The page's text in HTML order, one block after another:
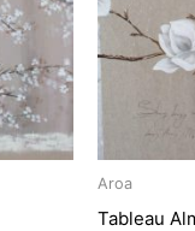
Aroa
Tableau